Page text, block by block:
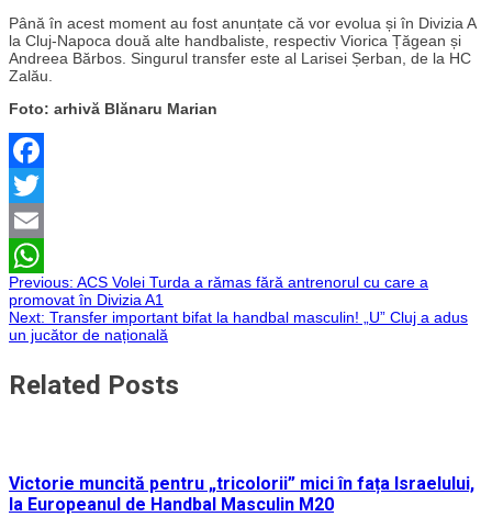
Până în acest moment au fost anunțate că vor evolua și în Divizia A
la Cluj-Napoca două alte handbaliste, respectiv Viorica Țăgean și
Andreea Bărbos. Singurul transfer este al Larisei Șerban, de la HC
Zalău.
Foto: arhivă Blănaru Marian
Facebook
Twitter
Email
WhatsApp
Navigare
în
articole
Previous: ACS Volei Turda a rămas fără antrenorul cu care a
promovat în Divizia A1
Next: Transfer important bifat la handbal masculin! „U” Cluj a adus
un jucător de națională
Related Posts
Victorie muncită pentru „tricolorii” mici în fața Israelului,
la Europeanul de Handbal Masculin M20